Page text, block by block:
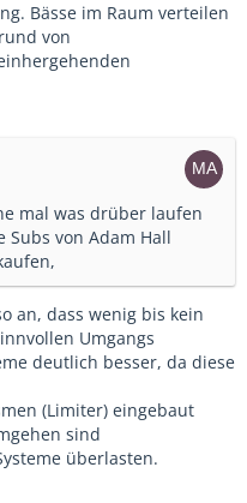
Bässe im Raum verteilen
von
mal was drüber laufen
Subs von Adam Hall
an, dass wenig bis kein
Umgangs
deutlich besser, da diese
(Limiter) eingebaut
sind
überlasten.